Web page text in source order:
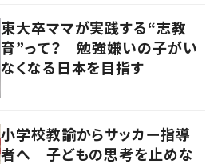
東大卒ママが実践する“志教
育”って？ 勉強嫌いの子がい
なくなる日本を目指す
小学校教諭からサッカー指導
者へ 子どもの思考を止めな